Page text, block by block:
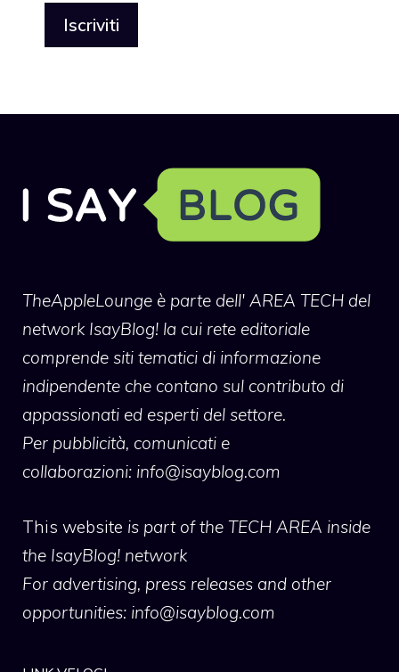
TheAppleLounge è parte dell' AREA TECH del
network IsayBlog! la cui rete editoriale
comprende siti tematici di informazione
indipendente che contano sul contributo di
appassionati ed esperti del settore.
Per pubblicità, comunicati e
collaborazioni: info@isayblog.com
This website is part of the TECH AREA inside
the IsayBlog! network
For advertising, press releases and other
opportunities: info@isayblog.com